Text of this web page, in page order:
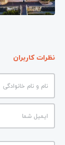
نظرات کاربران